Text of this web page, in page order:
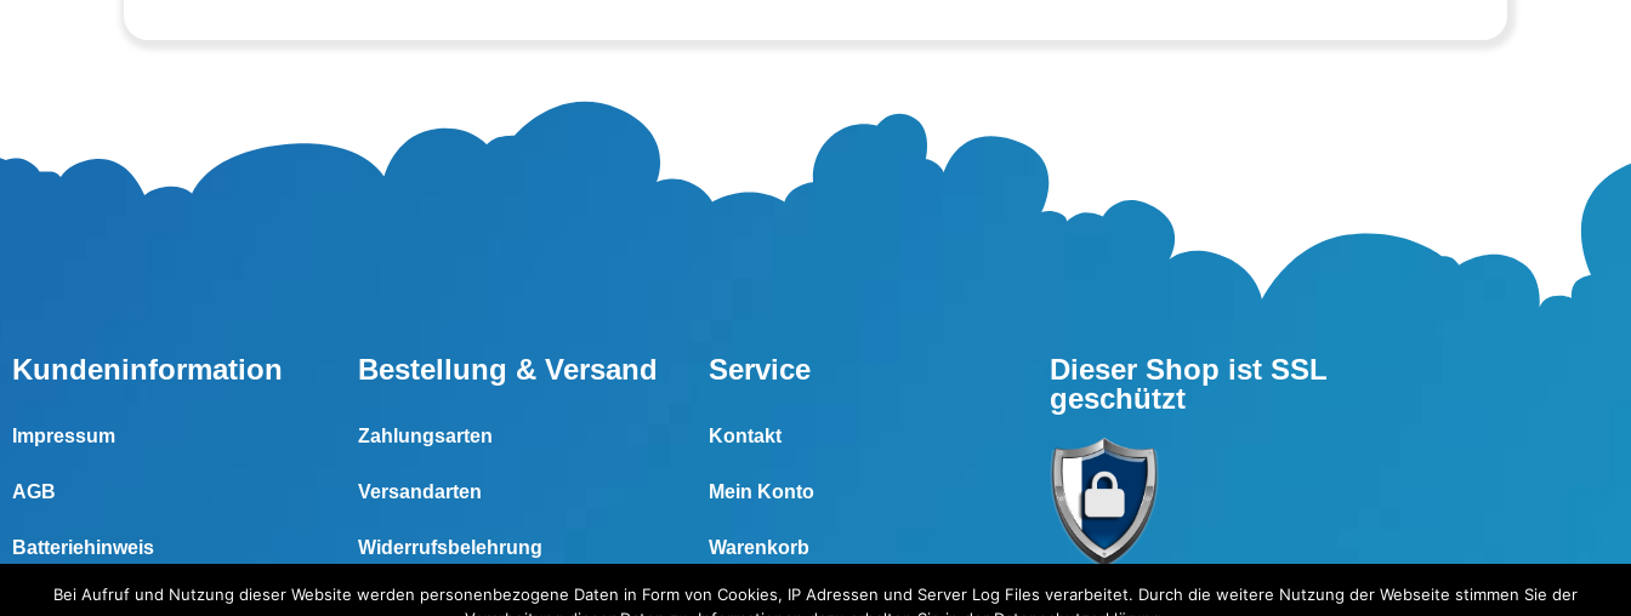
Kundeninformation
Impressum
AGB
Batteriehinweis
Datenschutzerklärung
Bestellung & Versand
Zahlungsarten
Versandarten
Widerrufsbelehrung
Widerrufsformular
Service
Kontakt
Mein Konto
Warenkorb
Wunschliste
Dieser Shop ist SSL
geschützt
Bei Aufruf und Nutzung dieser Website werden personenbezogene Daten in Form von Cookies, IP Adressen und Server Log Files verarbeitet. Durch die weitere Nutzung der Webseite stimmen Sie der